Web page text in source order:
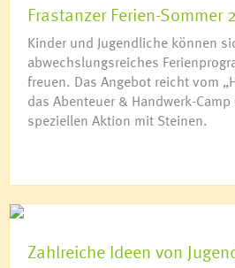
Frastanzer Ferien-Sommer
Kinder und Jugendliche können
abwechslungsreiches
freuen. Das Angebot reicht vom
das Abenteuer & Handwerk-
speziellen Aktion mit Steinen.
Zahlreiche Ideen von